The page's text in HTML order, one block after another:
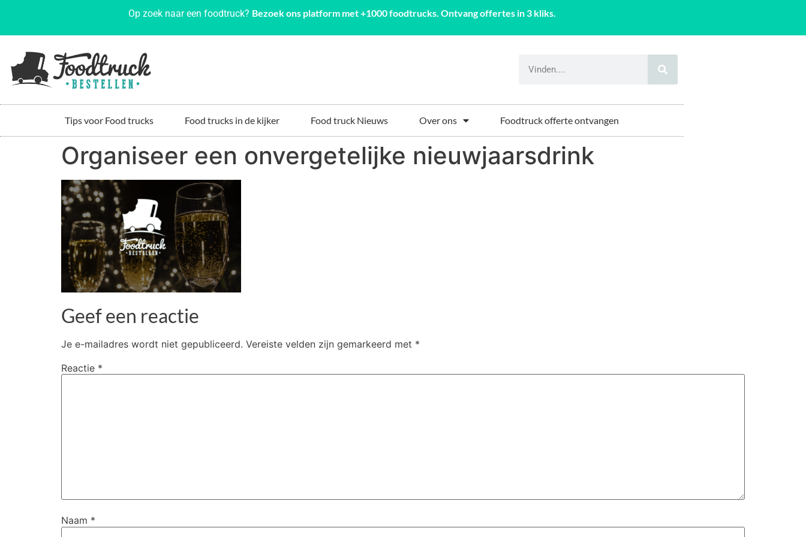
Op zoek naar een foodtruck? Bezoek ons platform met +1000 foodtrucks. Ontvang offertes in 3 kliks.
Tips voor Food trucks Food trucks in de kijker Food truck Nieuws Over ons Foodtruck offerte ontvangen
Organiseer een onvergetelijke nieuwjaarsdrink
Geef een reactie
Je e-mailadres wordt niet gepubliceerd. Vereiste velden zijn gemarkeerd met *
Reactie *
Naam *